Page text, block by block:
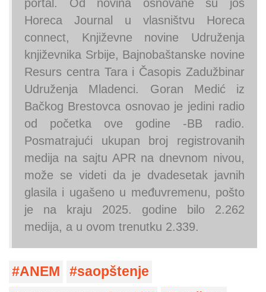
portal. Od novina osnovane su još
Horeca Journal u vlasništvu Horeca
connect, Književne novine Udruženja
književnika Srbije, Bajnobaštanske novine
Resurs centra Tara i Časopis Zadužbinar
Udruženja Mladenci. Goran Medić iz
Bačkog Brestovca osnovao je jedini radio
od početka ove godine -BB radio.
Posmatrajući ukupan broj registrovanih
medija na sajtu APR na dnevnom nivou,
može se videti da je dvadesetak javnih
glasila i ugašeno u međuvremenu, pošto
je na kraju 2025. godine bilo 2.262
medija, a u ovom trenutku 2.339.
ANEM
saopštenje